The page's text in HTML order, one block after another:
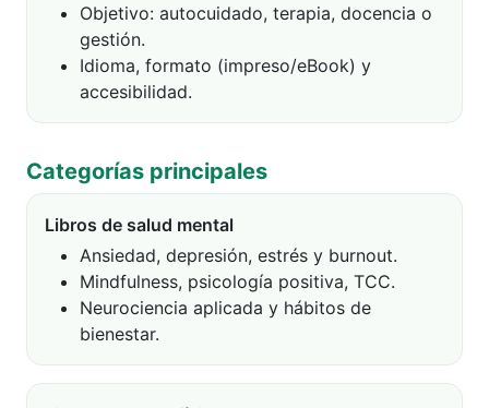
Objetivo: autocuidado, terapia, docencia o
gestión.
Idioma, formato (impreso/eBook) y
accesibilidad.
Categorías principales
Libros de salud mental
Ansiedad, depresión, estrés y burnout.
Mindfulness, psicología positiva, TCC.
Neurociencia aplicada y hábitos de
bienestar.